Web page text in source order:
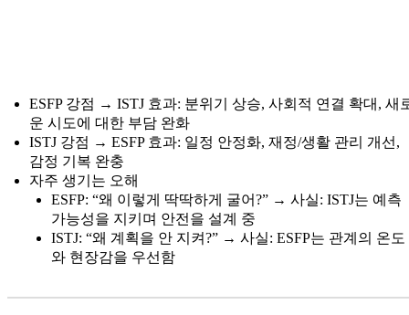
ESFP 강점 → ISTJ 효과: 분위기 상승, 사회적 연결 확대, 새
운 시도에 대한 부담 완화
ISTJ 강점 → ESFP 효과: 일정 안정화, 재정/생활 관리 개선,
감정 기복 완충
자주 생기는 오해
ESFP: “왜 이렇게 딱딱하게 굴어?” → 사실: ISTJ는 예측
가능성을 지키며 안전을 설계 중
ISTJ: “왜 계획을 안 지켜?” → 사실: ESFP는 관계의 온도
와 현장감을 우선함